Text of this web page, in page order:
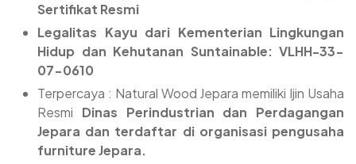
Sertifikat Resmi
Legalitas Kayu dari Kementerian Lingkungan
Hidup dan Kehutanan Suntainable: VLHH-33-
07-0610
Terpercaya : Natural Wood Jepara memiliki Ijin Usaha
Resmi Dinas Perindustrian dan Perdagangan
Jepara dan terdaftar di organisasi pengusaha
furniture Jepara.